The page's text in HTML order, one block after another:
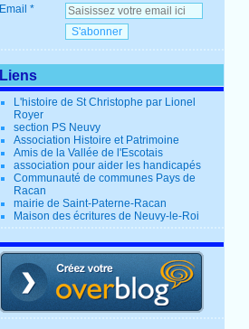
Email
Liens
L'histoire de St Christophe par Lionel
Royer
section PS Neuvy
Association Histoire et Patrimoine
Amis de la Vallée de l'Escotais
association pour aider les handicapés
Communauté de communes Pays de
Racan
mairie de Saint-Paterne-Racan
Maison des écritures de Neuvy-le-Roi